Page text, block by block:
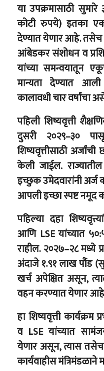
या उपक्रमासाठी
कोटी रुपये) इतका
देण्यात येणार आहे. तसेच
आंबेडकर संशोधन व
यांच्या समन्वयातून
मान्यता देण्यात
कालावधी चार वर्षांचा
पहिली शिष्यवृत्ती
दुसरी २०२९–३०
शिष्यवृत्तीसाठी
केली जाईल.
इच्छुक उमेदवारांनी
आपली इच्छा स्पष्ट
पहिल्या दहा
आणि LSE यांच्यात
राहील. २०२७–२८ मध्ये
अंदाजे १.९१ लाख पौंड
खर्च अपेक्षित असून,
वहन करण्यात येणार
हा शिष्यवृत्ती कार्यक्रम
व LSE यांच्यात
येणार असून, त्यास
कार्यवाहीस मंत्रिमंडळाने